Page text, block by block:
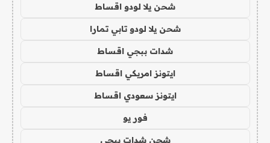
شحن يلا لودو اقساط
شحن يلا لودو تابي تمارا
شدات ببجي اقساط
ايتونز امريكي اقساط
ايتونز سعودي اقساط
فور يو
شحن شدات ببجي